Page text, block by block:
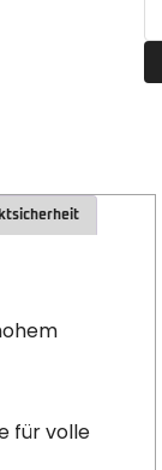
für volle